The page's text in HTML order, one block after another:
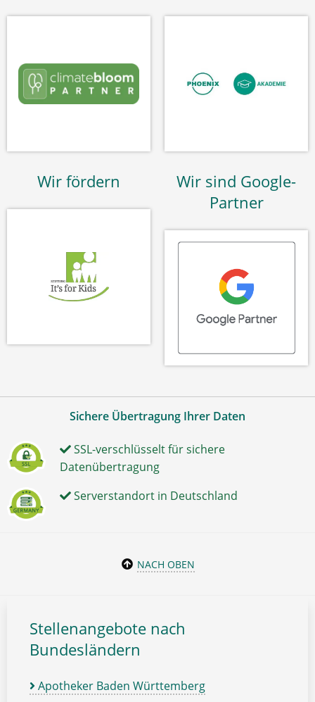
Wir fördern
Wir sind Google-
Partner
Sichere Übertragung Ihrer Daten
SSL-verschlüsselt für sichere
Datenübertragung
Serverstandort in Deutschland
NACH OBEN
Stellenangebote nach
Bundesländern
Apotheker Baden Württemberg